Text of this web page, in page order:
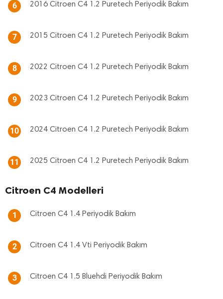
6 2016 Citroen C4 1.2 Puretech Periyodik Bakım
7 2015 Citroen C4 1.2 Puretech Periyodik Bakım
8 2022 Citroen C4 1.2 Puretech Periyodik Bakım
9 2023 Citroen C4 1.2 Puretech Periyodik Bakım
10 2024 Citroen C4 1.2 Puretech Periyodik Bakım
11 2025 Citroen C4 1.2 Puretech Periyodik Bakım
Citroen C4 Modelleri
1 Citroen C4 1.4 Periyodik Bakım
2 Citroen C4 1.4 Vti Periyodik Bakım
3 Citroen C4 1.5 Bluehdi Periyodik Bakım